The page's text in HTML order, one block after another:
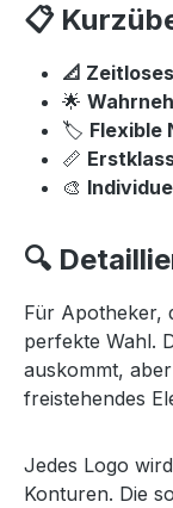
📋
📐
🌟
🏷️ Flexible
📏
🎨
🔍
Für Apotheker,
perfekte Wahl.
auskommt,
freistehendes
Jedes Logo
Konturen. Die